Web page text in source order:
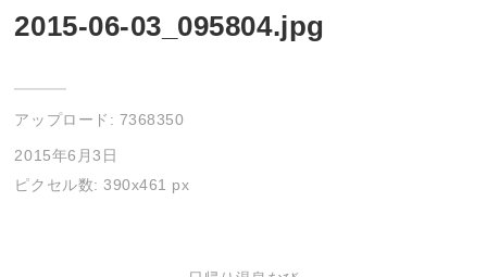
2015-06-03_095804.jpg
アップロード: 7368350
2015年6月3日
ピクセル数: 390x461 px